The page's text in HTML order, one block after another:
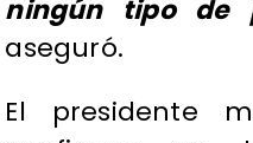
ningún tipo de
aseguró.
El presidente